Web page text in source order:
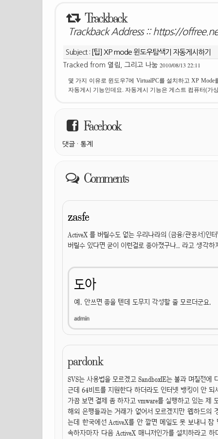
Trackback
Trackback Address :: https://
Subject : [팁] XP mode 윈도우탐색기 자동게시하기
Tracked from 열림, 그리고 나눔 2010/08/13 22:11
몇 가지 이유로 윈도우7에 VirtualPC를 설치하고 XP
자동게시 기능인데요. 자동게시 기능은 게스트 컴퓨터(가
Facebook
댓글 · 통계
Comments
zasfe
ActiveX 를 버릴수도 없는 우리나라의 (금융/관공서)인
버릴수 있다면 굳이 이런걸로 좋아졌구나.. 라고 생각
도아
예. 안쓰면 좋을 텐데 도무지 각성할 줄 모르더군요.
pardonk
SVS는 사용법을 모르겠고 SandboxIE는 불과 며칠전에
근데 64비트를 지원한다 하더라도 인터넷 뱅킹이 안 되
가끔 보면 결제 좀 하자고 vmware를 실행하고 있는 제
해외 은행들과는 거래가 없어서 모르겠지만 웹하드의
는데 한국에선 ActiveX를 안 깔면 메일도 못 보내니
속하자마자 다음 ActiveX 매니저인가를 설치하라고